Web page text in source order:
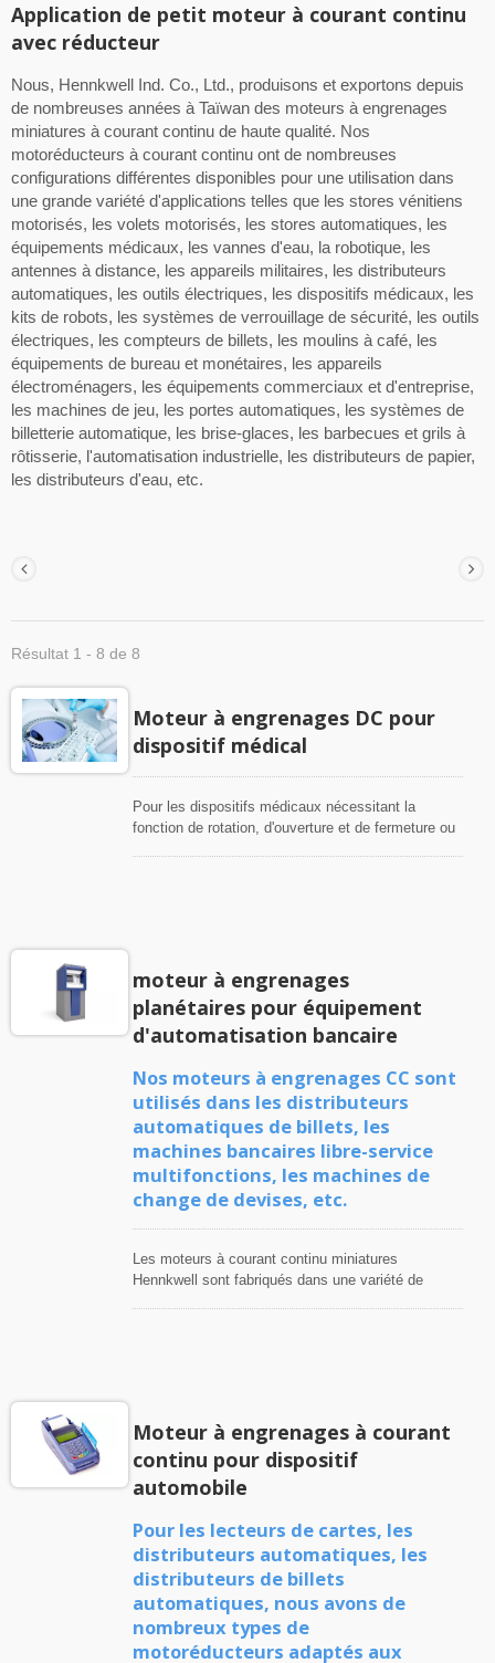
Application de petit moteur à courant continu
avec réducteur
Nous, Hennkwell Ind. Co., Ltd., produisons et exportons depuis
de nombreuses années à Taïwan des moteurs à engrenages
miniatures à courant continu de haute qualité. Nos
motoréducteurs à courant continu ont de nombreuses
configurations différentes disponibles pour une utilisation dans
une grande variété d'applications telles que les stores vénitiens
motorisés, les volets motorisés, les stores automatiques, les
équipements médicaux, les vannes d'eau, la robotique, les
antennes à distance, les appareils militaires, les distributeurs
automatiques, les outils électriques, les dispositifs médicaux, les
kits de robots, les systèmes de verrouillage de sécurité, les outils
électriques, les compteurs de billets, les moulins à café, les
équipements de bureau et monétaires, les appareils
électroménagers, les équipements commerciaux et d'entreprise,
les machines de jeu, les portes automatiques, les systèmes de
billetterie automatique, les brise-glaces, les barbecues et grils à
rôtisserie, l'automatisation industrielle, les distributeurs de papier,
les distributeurs d'eau, etc.
Résultat 1 - 8 de 8
Moteur à engrenages DC pour
dispositif médical
Pour les dispositifs médicaux nécessitant la
fonction de rotation, d'ouverture et de fermeture ou
laboratoire biologique, l'automatisation
pharmaceutique, etc. Nous pouvons également
vous proposer des moteurs à engrenages
planétaires CC personnalisés pour votre conception
moteur à engrenages
planétaires pour équipement
d'automatisation bancaire
Nos moteurs à engrenages CC sont
utilisés dans les distributeurs
automatiques de billets, les
machines bancaires libre-service
multifonctions, les machines de
change de devises, etc.
Les moteurs à courant continu miniatures
Hennkwell sont fabriqués dans une variété de
engrenages Hennkwell offre une tension de 6VCC,
12VCC et 24VCC avec une taille compacte en
option. Des pièces spécifiques telles que l'arbre
personnalisé, le fil de plomb, l'encodeur
également disponibles avec le petit moteur à
engrenages CC Hennkwell.
Moteur à engrenages à courant
continu pour dispositif
automobile
Pour les lecteurs de cartes, les
distributeurs automatiques, les
distributeurs de billets
automatiques, nous avons de
nombreux types de
motoréducteurs adaptés aux